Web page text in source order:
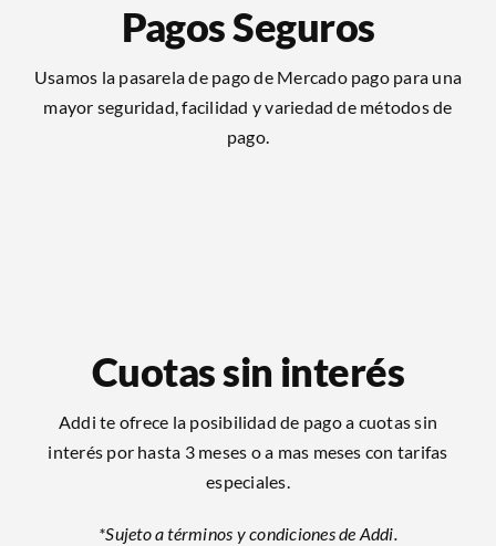
Pagos Seguros
Usamos la pasarela de pago de Mercado pago para una
mayor seguridad, facilidad y variedad de métodos de
pago.
Cuotas sin interés
Addi te ofrece la posibilidad de pago a cuotas sin
interés por hasta 3 meses o a mas meses con tarifas
especiales.
*Sujeto a términos y condiciones de Addi.